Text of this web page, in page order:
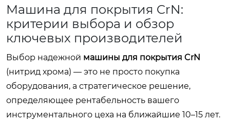
Машина для покрытия CrN:
критерии выбора и обзор
ключевых производителей
Выбор надежной машины для покрытия CrN
(нитрид хрома) — это не просто покупка
оборудования, а стратегическое решение,
определяющее рентабельность вашего
инструментального цеха на ближайшие 10–15 лет.